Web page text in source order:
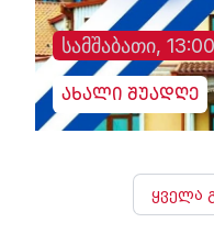
სამშაბათი, 13:00
ახალი შუადღე
ყველა